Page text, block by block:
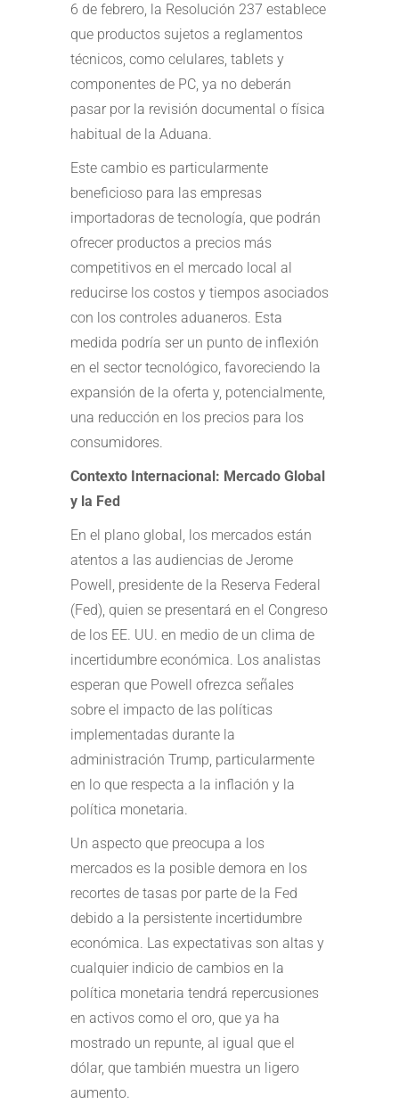
6 de febrero, la Resolución 237 establece
que productos sujetos a reglamentos
técnicos, como celulares, tablets y
componentes de PC, ya no deberán
pasar por la revisión documental o física
habitual de la Aduana.
Este cambio es particularmente
beneficioso para las empresas
importadoras de tecnología, que podrán
ofrecer productos a precios más
competitivos en el mercado local al
reducirse los costos y tiempos asociados
con los controles aduaneros. Esta
medida podría ser un punto de inflexión
en el sector tecnológico, favoreciendo la
expansión de la oferta y, potencialmente,
una reducción en los precios para los
consumidores.
Contexto Internacional: Mercado Global
y la Fed
En el plano global, los mercados están
atentos a las audiencias de Jerome
Powell, presidente de la Reserva Federal
(Fed), quien se presentará en el Congreso
de los EE. UU. en medio de un clima de
incertidumbre económica. Los analistas
esperan que Powell ofrezca señales
sobre el impacto de las políticas
implementadas durante la
administración Trump, particularmente
en lo que respecta a la inflación y la
política monetaria.
Un aspecto que preocupa a los
mercados es la posible demora en los
recortes de tasas por parte de la Fed
debido a la persistente incertidumbre
económica. Las expectativas son altas y
cualquier indicio de cambios en la
política monetaria tendrá repercusiones
en activos como el oro, que ya ha
mostrado un repunte, al igual que el
dólar, que también muestra un ligero
aumento.